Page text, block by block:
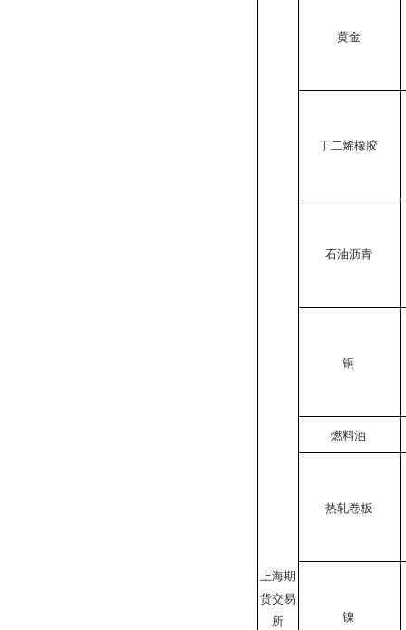
上海期
货交易
所
黄金
丁二烯橡胶
石油沥青
铜
燃料油
热轧卷板
镍